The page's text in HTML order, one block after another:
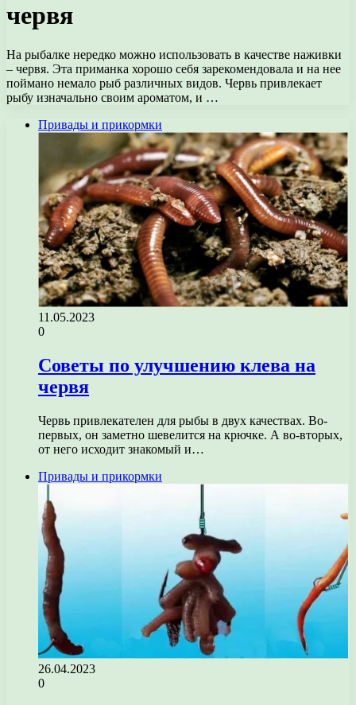
червя
На рыбалке нередко можно использовать в качестве наживки
– червя. Эта приманка хорошо себя зарекомендовала и на нее
поймано немало рыб различных видов. Червь привлекает
рыбу изначально своим ароматом, и …
Привады и прикормки
11.05.2023
0
Советы по улучшению клева на
червя
Червь привлекателен для рыбы в двух качествах. Во-
первых, он заметно шевелится на крючке. А во-вторых,
от него исходит знакомый и…
Привады и прикормки
26.04.2023
0